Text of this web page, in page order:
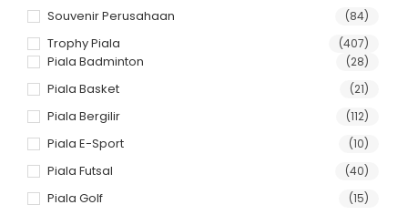
Souvenir Perusahaan (84)
Trophy Piala (407)
Piala Badminton (28)
Piala Basket (21)
Piala Bergilir (112)
Piala E-Sport (10)
Piala Futsal (40)
Piala Golf (15)